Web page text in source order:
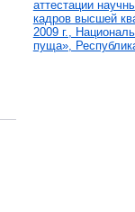
аттестации
кадров высшей
2009 г.,
пуща»,